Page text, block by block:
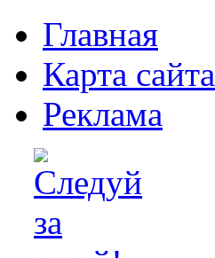
Главная
Карта сайта
Реклама